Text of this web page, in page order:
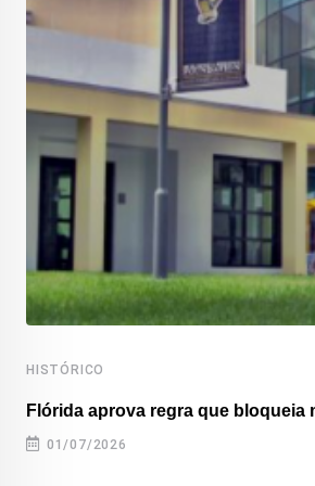
HISTÓRICO
Flórida aprova regra que bloqueia
01/07/2026